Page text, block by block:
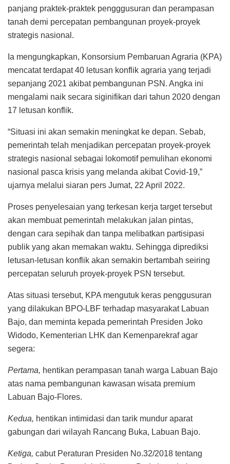
panjang praktek-praktek pengggusuran dan perampasan
tanah demi percepatan pembangunan proyek-proyek
strategis nasional.
Ia mengungkapkan, Konsorsium Pembaruan Agraria (KPA)
mencatat terdapat 40 letusan konflik agraria yang terjadi
sepanjang 2021 akibat pembangunan PSN. Angka ini
mengalami naik secara siginifikan dari tahun 2020 dengan
17 letusan konflik.
“Situasi ini akan semakin meningkat ke depan. Sebab,
pemerintah telah menjadikan percepatan proyek-proyek
strategis nasional sebagai lokomotif pemulihan ekonomi
nasional pasca krisis yang melanda akibat Covid-19,”
ujarnya melalui siaran pers Jumat, 22 April 2022.
Proses penyelesaian yang terkesan kerja target tersebut
akan membuat pemerintah melakukan jalan pintas,
dengan cara sepihak dan tanpa melibatkan partisipasi
publik yang akan memakan waktu. Sehingga diprediksi
letusan-letusan konflik akan semakin bertambah seiring
percepatan seluruh proyek-proyek PSN tersebut.
Atas situasi tersebut, KPA mengutuk keras penggusuran
yang dilakukan BPO-LBF terhadap masyarakat Labuan
Bajo, dan meminta kepada pemerintah Presiden Joko
Widodo, Kementerian LHK dan Kemenparekraf agar
segera:
Pertama, hentikan perampasan tanah warga Labuan Bajo
atas nama pembangunan kawasan wisata premium
Labuan Bajo-Flores.
Kedua, hentikan intimidasi dan tarik mundur aparat
gabungan dari wilayah Rancang Buka, Labuan Bajo.
Ketiga, cabut Peraturan Presiden No.32/2018 tentang